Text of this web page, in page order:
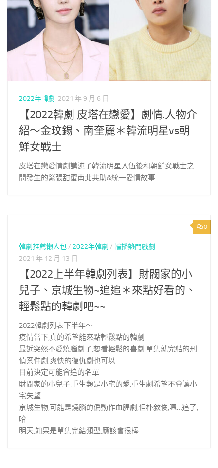
2022年韓劇 2021 年 9 月 6 日
【2022韓劇 皮塔在戀愛】劇情.人物介
紹～金玟錫、南奎麗＊韓流明星vs朝
鮮女戰士
皮塔在戀愛情劇講述了韓流明星入伍後和朝鮮女戰士之
間發生的緊張甜蜜南北共助&統一愛情故事
0
韓劇推薦懶人包/ 2022年韓劇 / 輪播熱門戲劇
2021 年 12 月 13 日
【2022上半年韓劇列表】財閥家的小
兒子、京城生物~追追＊來點好看的、
輕鬆點的韓劇吧~~
2022韓劇列表下半年～
疫情當下,真的希望能來點輕鬆點的韓劇
最近突然不愛燒腦劇了,想看輕鬆的喜劇,單集就完結的刑
偵案件劇,爽快的復仇劇也可以
目前決定可能會追的名單
財閥家的小兒子,重生類是小宅的愛,重生劇希望不會讓小
宅失望
京城生物,可能是燒腦的偏動作血腥劇,但朴敘俊,嗯…追了,
哈
明天,如果是單集完結類型,應該會很棒